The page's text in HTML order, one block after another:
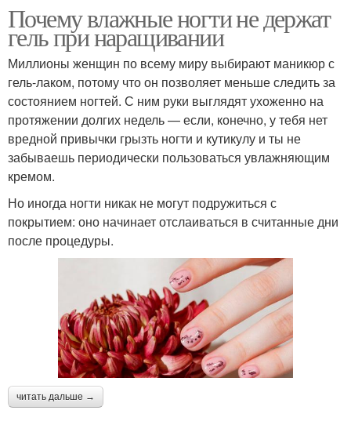
Почему влажные ногти не держат
гель при наращивании
Миллионы женщин по всему миру выбирают маникюр с
гель-лаком, потому что он позволяет меньше следить за
состоянием ногтей. С ним руки выглядят ухоженно на
протяжении долгих недель — если, конечно, у тебя нет
вредной привычки грызть ногти и кутикулу и ты не
забываешь периодически пользоваться увлажняющим
кремом.
Но иногда ногти никак не могут подружиться с
покрытием: оно начинает отслаиваться в считанные дни
после процедуры.
читать дальше →